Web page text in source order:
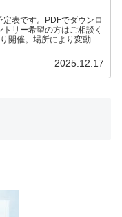
表です。PDFでダウンロ
リー希望の方はご相談く
開催。場所により変動あ
ードPDFでアップロード
2025.12.17